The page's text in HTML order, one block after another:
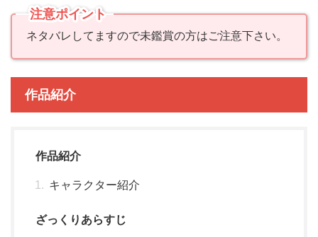
注意ポイント
ネタバレしてますので未鑑賞の方はご注意下さい。
作品紹介
作品紹介
キャラクター紹介
ざっくりあらすじ